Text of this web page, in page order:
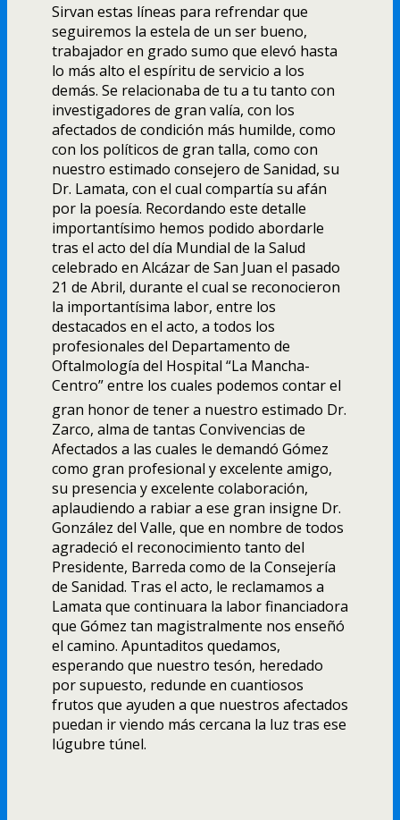
Sirvan estas lí­neas para refrendar que
seguiremos la estela de un ser bueno,
trabajador en grado sumo que elevó hasta
lo más alto el espí­ritu de servicio a los
demás. Se relacionaba de tu a tu tanto con
investigadores de gran valí­a, con los
afectados de condición más humilde, como
con los polí­ticos de gran talla, como con
nuestro estimado consejero de Sanidad, su
Dr. Lamata, con el cual compartí­a su afán
por la poesí­a. Recordando este detalle
importantí­simo hemos podido abordarle
tras el acto del dí­a Mundial de la Salud
celebrado en Alcázar de San Juan el pasado
21 de Abril, durante el cual se reconocieron
la importantí­sima labor, entre los
destacados en el acto, a todos los
profesionales del Departamento de
Oftalmologí­a del Hospital “La Mancha-
Centro” entre los cuales podemos contar el
gran honor de tener a nuestro estimado Dr.
Zarco, alma de tantas Convivencias de
Afectados a las cuales le demandó Gómez
como gran profesional y excelente amigo,
su presencia y excelente colaboración,
aplaudiendo a rabiar a ese gran insigne Dr.
González del Valle, que en nombre de todos
agradeció el reconocimiento tanto del
Presidente, Barreda como de la Consejerí­a
de Sanidad. Tras el acto, le reclamamos a
Lamata que continuara la labor financiadora
que Gómez tan magistralmente nos enseñó
el camino. Apuntaditos quedamos,
esperando que nuestro tesón, heredado
por supuesto, redunde en cuantiosos
frutos que ayuden a que nuestros afectados
puedan ir viendo más cercana la luz tras ese
lúgubre túnel.